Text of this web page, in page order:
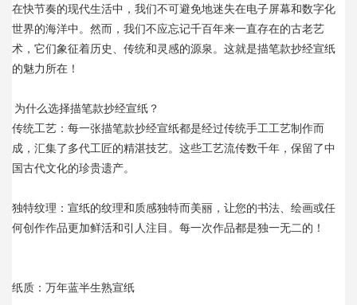
在快节奏的现代生活中，我们不可避免地迷失在电子屏幕和数字化
世界的海洋中。然而，我们不应忘记千百年来一直存在的古老艺
术，它们象征着历史、传统和灵感的源泉。这就是描笔款抄经宣纸
的魅力所在！
为什么选择描笔款抄经宣纸？
传统工艺：每一张描笔款抄经宣纸都是经过传统手工工艺制作而
成，汇集了多代工匠的精湛技艺。这些工艺流传数千年，保留了中
国古代文化的珍贵遗产。
独特纹理：宣纸的纹理和质感独特而美丽，让您的书法、绘画或任
何创作作品更加鲜活和引人注目。每一次作品都是独一无二的！
纸质：万年蓝半生熟宣纸